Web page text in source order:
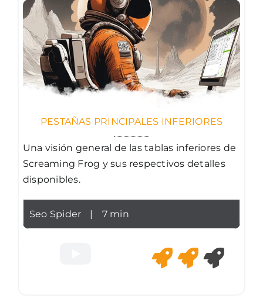
PESTAÑAS PRINCIPALES INFERIORES
Una visión general de las tablas inferiores de
Screaming Frog y sus respectivos detalles
disponibles.
Seo Spider | 7 min